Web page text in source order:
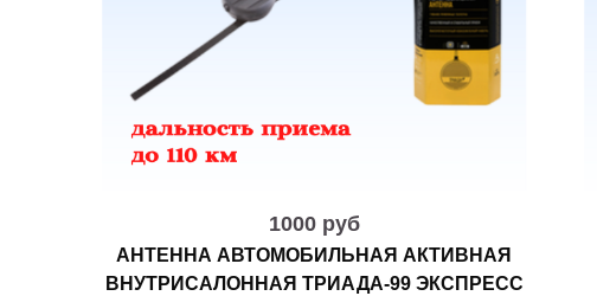
1000 руб
АНТЕННА АВТОМОБИЛЬНАЯ АКТИВНАЯ
ВНУТРИСАЛОННАЯ ТРИАДА-99 ЭКСПРЕСС